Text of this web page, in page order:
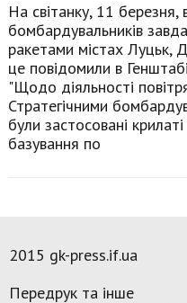
На світанку, 11 березня,
бомбардувальників
ракетами містах Луцьк,
це повідомили в
"Щодо діяльності
Стратегічними
були застосовані
базування по
2015 gk-press.if.ua
Передрук та інше